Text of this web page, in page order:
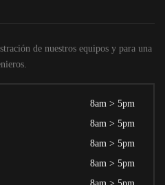
de nuestros equipos y para una
8am > 5pm
8am > 5pm
8am > 5pm
8am > 5pm